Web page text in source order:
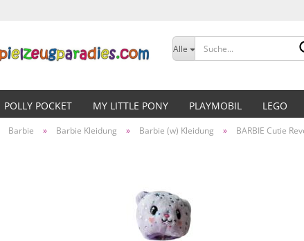
Sprache
Lieferland
Alle
POLLY POCKET MY LITTLE PONY PLAYMOBIL LEGO
Barbie » Barbie Kleidung » Barbie (w) Kleidung » BARBIE Cutie